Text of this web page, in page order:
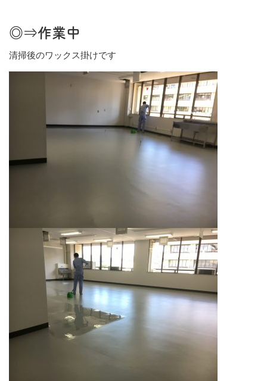
◎⇒作業中
清掃後のワックス掛けです